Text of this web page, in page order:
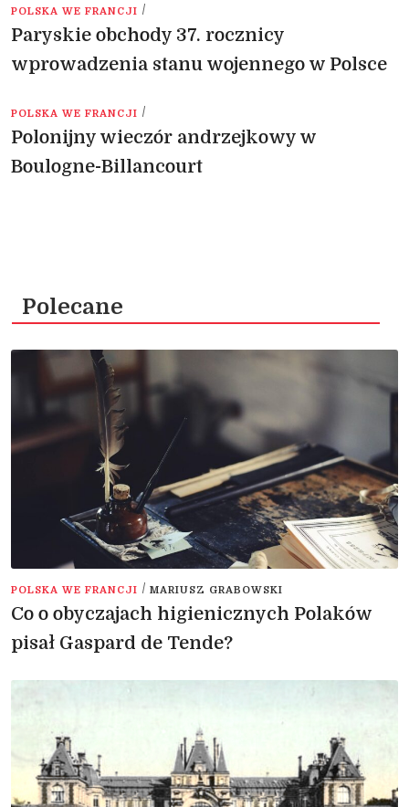
POLSKA WE FRANCJI /
Paryskie obchody 37. rocznicy
wprowadzenia stanu wojennego w Polsce
POLSKA WE FRANCJI /
Polonijny wieczór andrzejkowy w
Boulogne-Billancourt
Polecane
POLSKA WE FRANCJI / MARIUSZ GRABOWSKI
Co o obyczajach higienicznych Polaków
pisał Gaspard de Tende?